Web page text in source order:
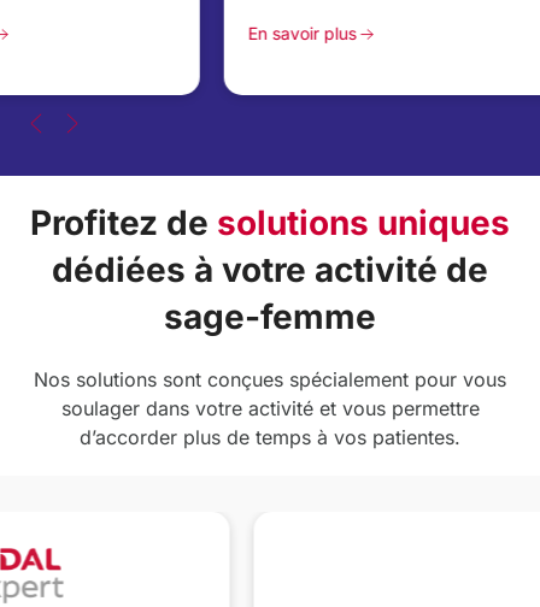
Profitez de solutions uniques
dédiées à votre activité de
sage-femme
Nos solutions sont conçues spécialement pour vous
soulager dans votre activité et vous permettre
d’accorder plus de temps à vos patientes.